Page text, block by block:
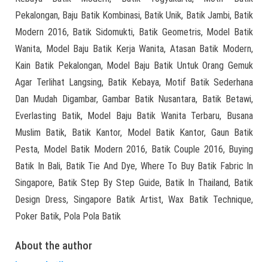
Pekalongan, Baju Batik Kombinasi, Batik Unik, Batik Jambi, Batik
Modern 2016, Batik Sidomukti, Batik Geometris, Model Batik
Wanita, Model Baju Batik Kerja Wanita, Atasan Batik Modern,
Kain Batik Pekalongan, Model Baju Batik Untuk Orang Gemuk
Agar Terlihat Langsing, Batik Kebaya, Motif Batik Sederhana
Dan Mudah Digambar, Gambar Batik Nusantara, Batik Betawi,
Everlasting Batik, Model Baju Batik Wanita Terbaru, Busana
Muslim Batik, Batik Kantor, Model Batik Kantor, Gaun Batik
Pesta, Model Batik Modern 2016, Batik Couple 2016, Buying
Batik In Bali, Batik Tie And Dye, Where To Buy Batik Fabric In
Singapore, Batik Step By Step Guide, Batik In Thailand, Batik
Design Dress, Singapore Batik Artist, Wax Batik Technique,
Poker Batik, Pola Pola Batik
About the author